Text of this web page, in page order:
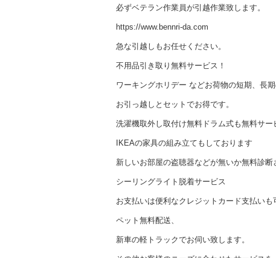
必ずベテラン作業員が引越作業致します。
https://www.bennri-da.com
急な引越しもお任せください。
不用品引き取り無料サービス！
ワーキングホリデー などお荷物の短期、長
お引っ越しとセットでお得です。
洗濯機取外し取付け無料ドラム式も無料サー
IKEAの家具の組み立てもしております
新しいお部屋の盗聴器などが無いか無料診
シーリングライト脱着サービス
お支払いは便利なクレジットカード支払いも
ペット無料配送、
新車の軽トラックでお伺い致します。